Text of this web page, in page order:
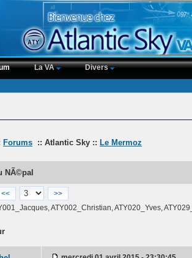
La VA Divers
Forums :: Atlantic Sky :: Le Mermoz
NÃ©pal
<<
>>
ATY002_Christian, ATY020_Yves,